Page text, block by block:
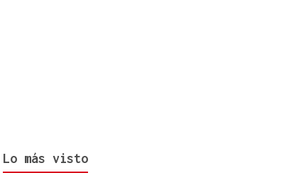
Lo más visto